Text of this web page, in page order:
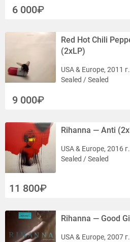
6 000
Red Hot Chili
(2xLP)
USA & Europe, 2011 г.
Sealed / Sealed
9 000
Rihanna — Anti
USA & Europe, 2016 г.
Sealed / Sealed
11 800
Rihanna — Good
USA & Europe, 2007 г.